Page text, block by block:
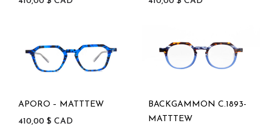
APORO – MATTTEW
410,00 $ CAD
BACKGAMMON C.1893-
MATTTEW